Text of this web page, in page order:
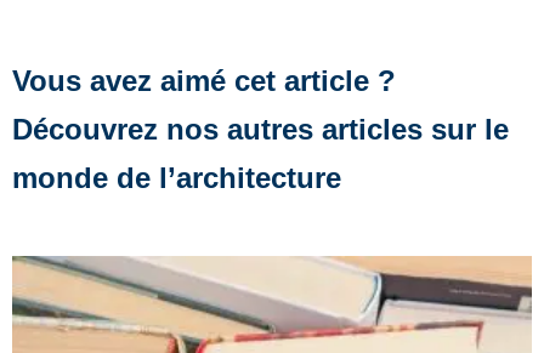
Vous avez aimé cet article ?
Découvrez nos autres articles sur le
monde de l’architecture